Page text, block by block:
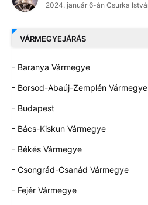
2024. január 6-án Csurka
VÁRMEGYEJÁRÁS
- Baranya Vármegye
- Borsod-Abaúj-Zemplén Vármegye
- Budapest
- Bács-Kiskun Vármegye
- Békés Vármegye
- Csongrád-Csanád Vármegye
- Fejér Vármegye